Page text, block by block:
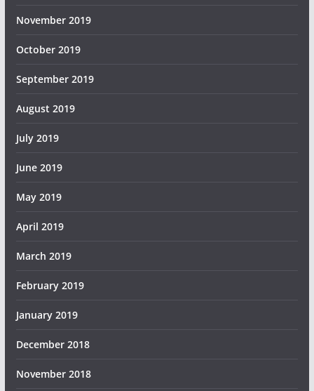
November 2019
October 2019
September 2019
August 2019
July 2019
June 2019
May 2019
April 2019
March 2019
February 2019
January 2019
December 2018
November 2018